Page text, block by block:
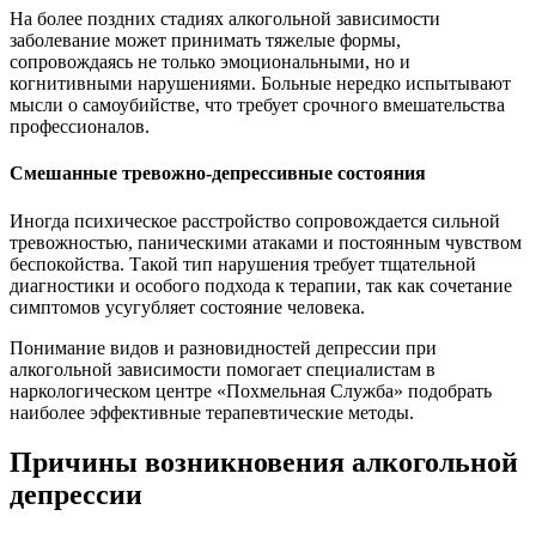
На более поздних стадиях алкогольной зависимости
заболевание может принимать тяжелые формы,
сопровождаясь не только эмоциональными, но и
когнитивными нарушениями. Больные нередко испытывают
мысли о самоубийстве, что требует срочного вмешательства
профессионалов.
Смешанные тревожно-депрессивные состояния
Иногда психическое расстройство сопровождается сильной
тревожностью, паническими атаками и постоянным чувством
беспокойства. Такой тип нарушения требует тщательной
диагностики и особого подхода к терапии, так как сочетание
симптомов усугубляет состояние человека.
Понимание видов и разновидностей депрессии при
алкогольной зависимости помогает специалистам в
наркологическом центре «Похмельная Служба» подобрать
наиболее эффективные терапевтические методы.
Причины возникновения алкогольной
депрессии